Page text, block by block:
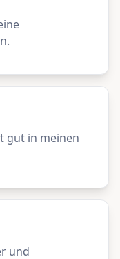
gut in meinen
und